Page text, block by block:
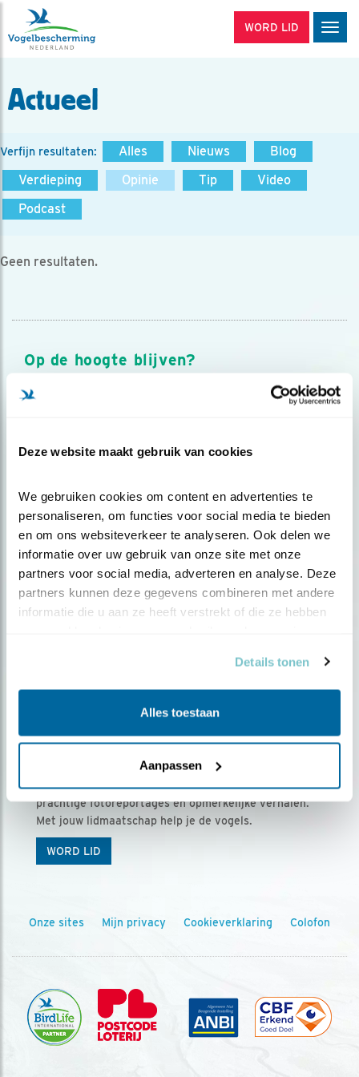
Deze website maakt gebruik van cookies
We gebruiken cookies om content en advertenties te
personaliseren, om functies voor social media te bieden
en om ons websiteverkeer te analyseren. Ook delen we
informatie over uw gebruik van onze site met onze
partners voor social media, adverteren en analyse. Deze
partners kunnen deze gegevens combineren met andere
informatie die u aan ze heeft verstrekt of die ze hebben
Details tonen
Alles toestaan
Aanpassen
WORD LID
Actueel
Verfijn resultaten: Alles Nieuws
Blog
Verdieping
Opinie Tip
Video
Podcast
Geen resultaten.
Op de hoogte blijven?
Meld je aan en ontvang nieuws, inspiratie, acties en tips
over vogels en activiteiten van Vogelbescherming.
Ontvang 5 x Vogels voor € 36,00 per jaar
Vogels is het tijdschrift voor onze leden, met
prachtige fotoreportages en opmerkelijke verhalen.
Met jouw lidmaatschap help je de vogels.
WORD LID
Onze sites Mijn privacy Cookieverklaring Colofon